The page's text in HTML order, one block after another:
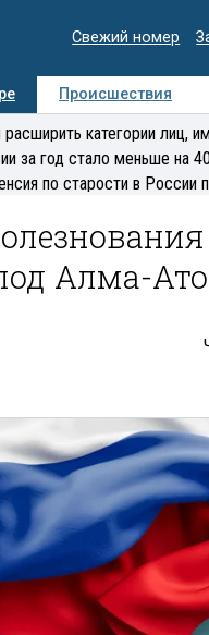
Свежий номер
Происшествия
Медиацентркатегории лиц,
за год стало меньше на
по старости в России
Алма-